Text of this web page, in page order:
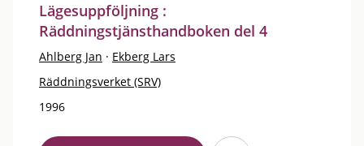
Lägesuppföljning :
Räddningstjänsthandboken del 4
Ahlberg Jan · Ekberg Lars
Räddningsverket (SRV)
1996